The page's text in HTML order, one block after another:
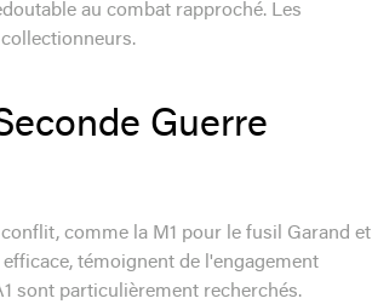
au combat rapproché. Les
Guerre
comme la M1 pour le fusil Garand et
témoignent de l'engagement
sont particulièrement recherchés.